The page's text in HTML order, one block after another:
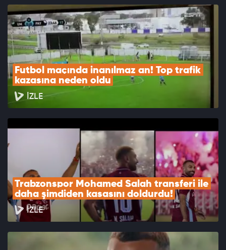
Futbol maçında inanılmaz an! Top trafik
kazasına neden oldu
İZLE
Trabzonspor Mohamed Salah transferi ile
daha şimdiden kasasını doldurdu!
İZLE